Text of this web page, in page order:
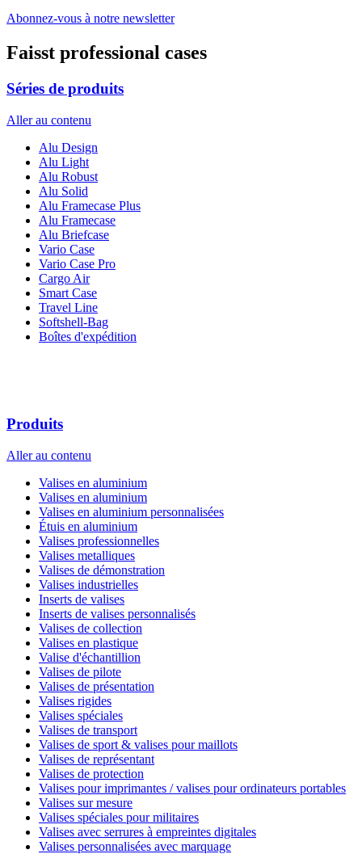
Abonnez-vous à notre newsletter
Faisst professional cases
Séries de produits
Aller au contenu
Alu Design
Alu Light
Alu Robust
Alu Solid
Alu Framecase Plus
Alu Framecase
Alu Briefcase
Vario Case
Vario Case Pro
Cargo Air
Smart Case
Travel Line
Softshell-Bag
Boîtes d'expédition
Produits
Aller au contenu
Valises en aluminium
Valises en aluminium
Valises en aluminium personnalisées
Étuis en aluminium
Valises professionnelles
Valises metalliques
Valises de démonstration
Valises industrielles
Inserts de valises
Inserts de valises personnalisés
Valises de collection
Valises en plastique
Valise d'échantillion
Valises de pilote
Valises de présentation
Valises rigides
Valises spéciales
Valises de transport
Valises de sport & valises pour maillots
Valises de représentant
Valises de protection
Valises pour imprimantes / valises pour ordinateurs portables
Valises sur mesure
Valises spéciales pour militaires
Valises avec serrures à empreintes digitales
Valises personnalisées avec marquage